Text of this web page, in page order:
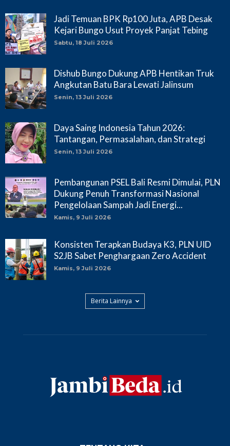
Jadi Temuan BPK Rp100 Juta, APB Desak
Kejari Bungo Usut Proyek Panjat Tebing
Sabtu, 18 Juli 2026
Dishub Bungo Dukung APB Hentikan Truk
Angkutan Batu Bara Lewati Jalinsum
Senin, 13 Juli 2026
Daya Saing Indonesia Tahun 2026:
Tantangan, Permasalahan, dan Strategi
Senin, 13 Juli 2026
Pembangunan PSEL Bali Resmi Dimulai, PLN
Dukung Penuh Transformasi Nasional
Pengelolaan Sampah Jadi Energi...
Kamis, 9 Juli 2026
Konsisten Terapkan Budaya K3, PLN UID
S2JB Sabet Penghargaan Zero Accident
Kamis, 9 Juli 2026
Berita Lainnya